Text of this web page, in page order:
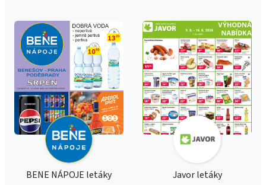
BENE NÁPOJE letáky Javor letáky